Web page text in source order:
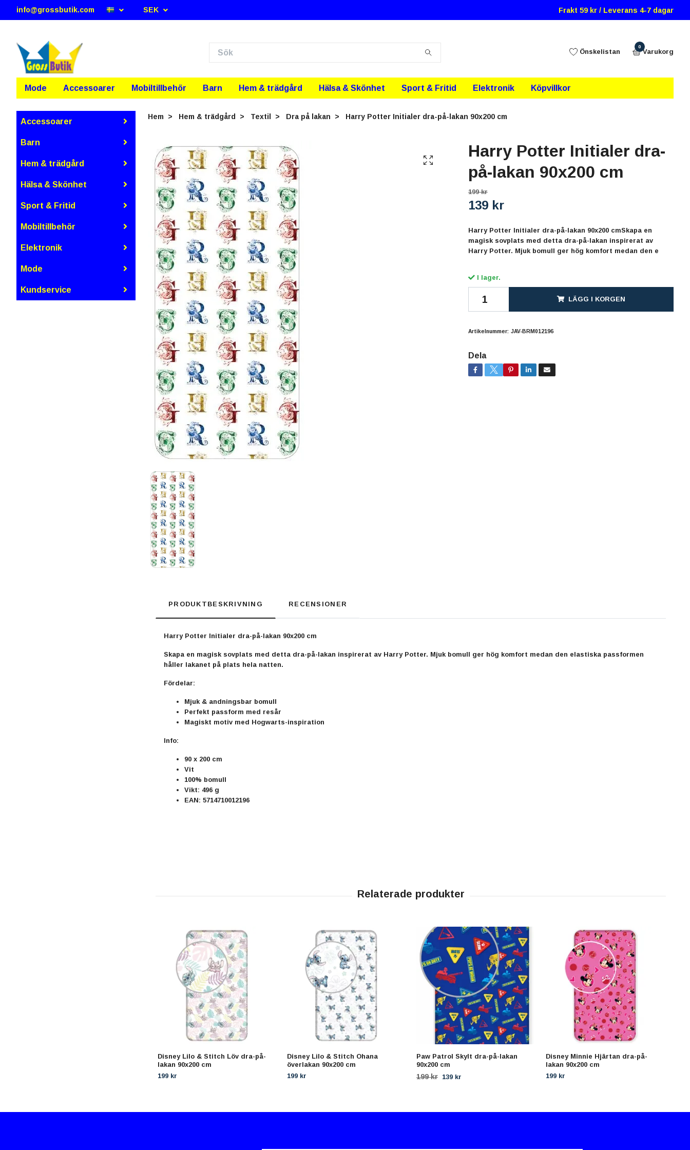
info@grossbutik.com SEK Frakt 59 kr / Leverans 4-7 dagar
Önskelistan
0
Varukorg
Mode Accessoarer Mobiltillbehör Barn Hem & trädgård Hälsa & Skönhet Sport & Fritid Elektronik Köpvillkor
Accessoarer
Barn
Hem & trädgård
Hälsa & Skönhet
Sport & Fritid
Mobiltillbehör
Elektronik
Mode
Kundservice
Hem Hem & trädgård Textil Dra på lakan Harry Potter Initialer dra-på-lakan 90x200 cm
Harry Potter Initialer dra-
på-lakan 90x200 cm
199 kr
139 kr
Harry Potter Initialer dra-på-lakan 90x200 cmSkapa en
magisk sovplats med detta dra-på-lakan inspirerat av
Harry Potter. Mjuk bomull ger hög komfort medan den e
I lager.
LÄGG I KORGEN
Artikelnummer: JAV-BRM012196
Dela
PRODUKTBESKRIVNING RECENSIONER
Harry Potter Initialer dra-på-lakan 90x200 cm
Skapa en magisk sovplats med detta dra-på-lakan inspirerat av Harry Potter. Mjuk bomull ger hög komfort medan den elastiska passformen
håller lakanet på plats hela natten.
Fördelar:
Mjuk & andningsbar bomull
Perfekt passform med resår
Magiskt motiv med Hogwarts-inspiration
Info:
90 x 200 cm
Vit
100% bomull
Vikt: 496 g
EAN: 5714710012196
Disney Lilo & Stitch Löv dra-på-
lakan 90x200 cm
199 kr
Disney Lilo & Stitch Ohana
överlakan 90x200 cm
199 kr
Paw Patrol Skylt dra-på-lakan
90x200 cm
199 kr 139 kr
Disney Minnie Hjärtan dra-på-
lakan 90x200 cm
199 kr